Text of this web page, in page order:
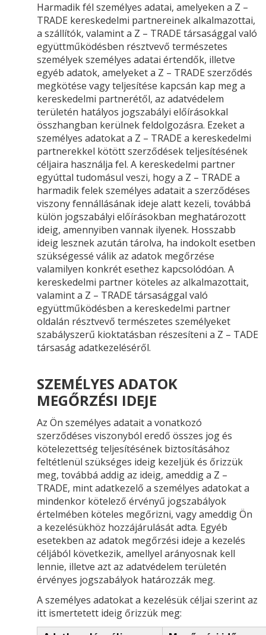
Harmadik fél személyes adatai, amelyeken a Z –
TRADE kereskedelmi partnereinek alkalmazottai,
a szállítók, valamint a Z – TRADE társasággal való
együttműködésben résztvevő természetes
személyek személyes adatai értendők, illetve
egyéb adatok, amelyeket a Z – TRADE szerződés
megkötése vagy teljesítése kapcsán kap meg a
kereskedelmi partnerétől, az adatvédelem
területén hatályos jogszabályi előírásokkal
összhangban kerülnek feldolgozásra. Ezeket a
személyes adatokat a Z – TRADE a kereskedelmi
partnerekkel kötött szerződések teljesítésének
céljaira használja fel. A kereskedelmi partner
egyúttal tudomásul veszi, hogy a Z – TRADE a
harmadik felek személyes adatait a szerződéses
viszony fennállásának ideje alatt kezeli, továbbá
külön jogszabályi előírásokban meghatározott
ideig, amennyiben vannak ilyenek. Hosszabb
ideig lesznek azután tárolva, ha indokolt esetben
szükségessé válik az adatok megőrzése
valamilyen konkrét esethez kapcsolódóan. A
kereskedelmi partner köteles az alkalmazottait,
valamint a Z – TRADE társasággal való
együttműködésben a kereskedelmi partner
oldalán résztvevő természetes személyeket
szabályszerű kioktatásban részesíteni a Z – TADE
társaság adatkezeléséről.
SZEMÉLYES ADATOK
MEGŐRZÉSI IDEJE
Az Ön személyes adatait a vonatkozó
szerződéses viszonyból eredő összes jog és
kötelezettség teljesítésének biztosításához
feltétlenül szükséges ideig kezeljük és őrizzük
meg, továbbá addig az ideig, ameddig a Z –
TRADE, mint adatkezelő a személyes adatokat a
mindenkor kötelező érvényű jogszabályok
értelmében köteles megőrizni, vagy ameddig Ön
a kezelésükhöz hozzájárulását adta. Egyéb
esetekben az adatok megőrzési ideje a kezelés
céljából következik, amellyel arányosnak kell
lennie, illetve azt az adatvédelem területén
érvényes jogszabályok határozzák meg.
A személyes adatokat a kezelésük céljai szerint az
itt ismertetett ideig őrizzük meg: